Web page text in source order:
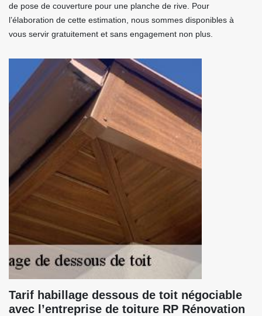
de pose de couverture pour une planche de rive. Pour
l’élaboration de cette estimation, nous sommes disponibles à
vous servir gratuitement et sans engagement non plus.
Tarif habillage dessous de toit négociable
avec l’entreprise de toiture RP Rénovation